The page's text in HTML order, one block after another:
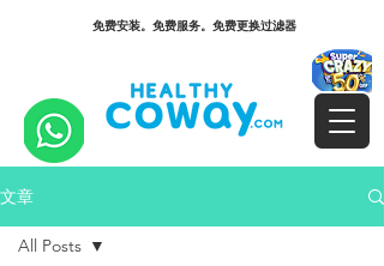
免费安装。免费服务。免费更换过滤器
文章
All Posts